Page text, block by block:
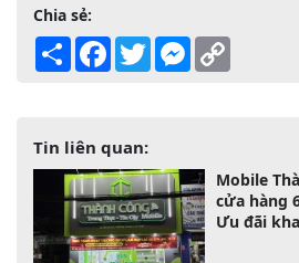
Chia sẻ:
Share Facebook
TwitterMessenger
Tin liên quan:
Mobile
cửa hàng
Ưu đãi